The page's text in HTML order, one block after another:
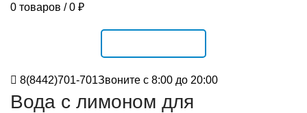
0 товаров / 0 ₽
8(8442)701-701Звоните с 8:00 до 20:00
Вода с лимоном для